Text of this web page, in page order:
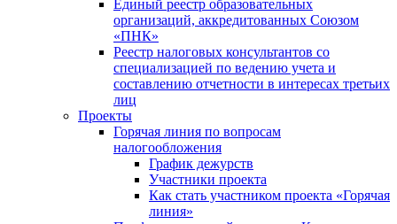
Единый реестр образовательных
организаций, аккредитованных Союзом
«ПНК»
Реестр налоговых консультантов со
специализацией по ведению учета и
составлению отчетности в интересах третьих
лиц
Проекты
Горячая линия по вопросам
налогообложения
График дежурств
Участники проекта
Как стать участником проекта «Горячая
линия»